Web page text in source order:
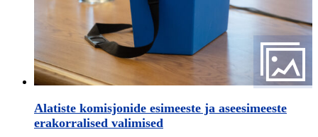
Alatiste komisjonide esimeeste ja aseesimeeste
erakorralised valimised